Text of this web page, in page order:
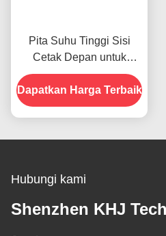
Pita Suhu Tinggi Sisi
Cetak Depan untuk
Produk Dalam Stok
Dapatkan Harga Terbaik
Hubungi kami
Shenzhen KHJ